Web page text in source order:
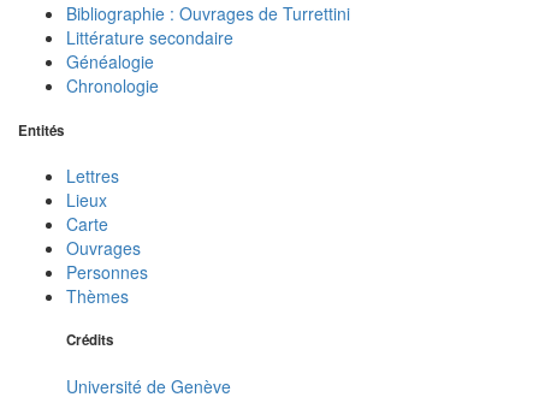
Bibliographie : Ouvrages de Turrettini
Littérature secondaire
Généalogie
Chronologie
Entités
Lettres
Lieux
Carte
Ouvrages
Personnes
Thèmes
Crédits
Université de Genève